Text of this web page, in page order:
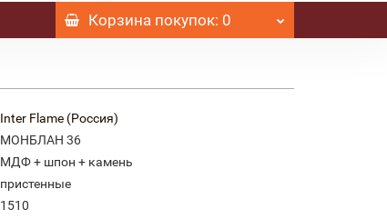
Корзинапокупок: 0
Inter Flame (Россия)
МОНБЛАН 36
МДФ + шпон + камень
пристенные
1510